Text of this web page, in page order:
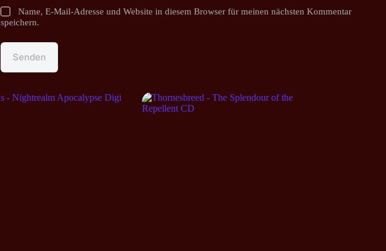
Name, E-Mail-Adresse und Website in diesem Browser für meinen nächsten Kommentar
speichern.
Senden